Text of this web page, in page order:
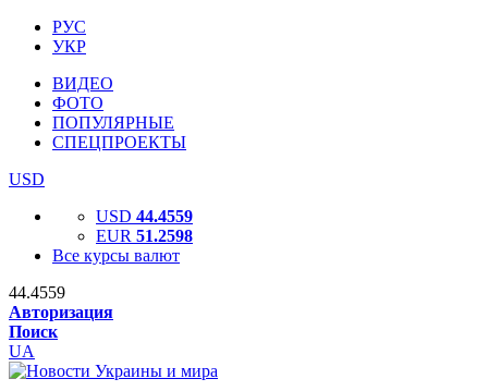
РУС
УКР
ВИДЕО
ФОТО
ПОПУЛЯРНЫЕ
СПЕЦПРОЕКТЫ
USD
USD 44.4559
EUR 51.2598
Все курсы валют
44.4559
Авторизация
Поиск
UA